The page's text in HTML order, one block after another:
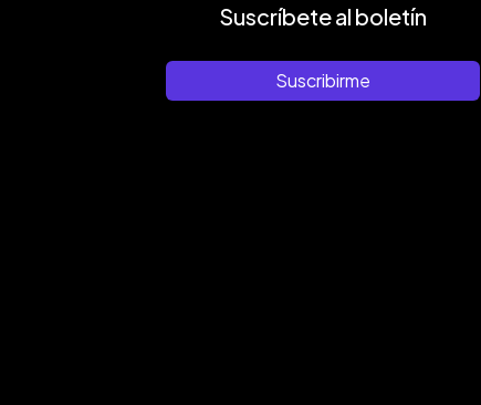
Suscríbete al boletín
Suscribirme